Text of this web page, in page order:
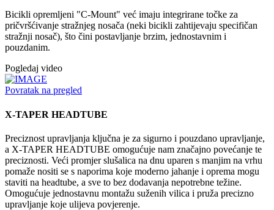
Bicikli opremljeni "C-Mount" već imaju integrirane točke za
pričvršćivanje stražnjeg nosača (neki bicikli zahtijevaju specifičan
stražnji nosač), što čini postavljanje brzim, jednostavnim i
pouzdanim.
Pogledaj video
Povratak na pregled
X-TAPER HEADTUBE
Preciznost upravljanja ključna je za sigurno i pouzdano upravljanje,
a X-TAPER HEADTUBE omogućuje nam značajno povećanje te
preciznosti. Veći promjer slušalica na dnu uparen s manjim na vrhu
pomaže nositi se s naporima koje moderno jahanje i oprema mogu
staviti na headtube, a sve to bez dodavanja nepotrebne težine.
Omogućuje jednostavnu montažu suženih vilica i pruža precizno
upravljanje koje ulijeva povjerenje.